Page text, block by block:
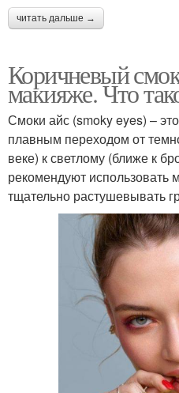
читать дальше →
Коричневый
макияже. Что
Смоки айс (smoky eyes) –
плавным переходом от
веке) к светлому (ближе к
рекомендуют использовать
тщательно растушевывать